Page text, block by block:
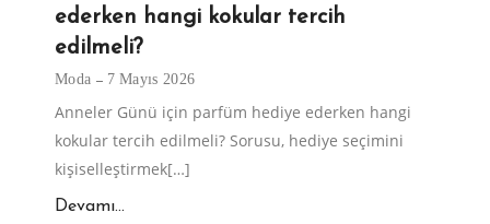
ederken hangi kokular tercih
edilmeli?
Moda 7 Mayıs 2026
Anneler Günü için parfüm hediye ederken hangi
kokular tercih edilmeli? Sorusu, hediye seçimini
kişiselleştirmek[…]
Devamı...